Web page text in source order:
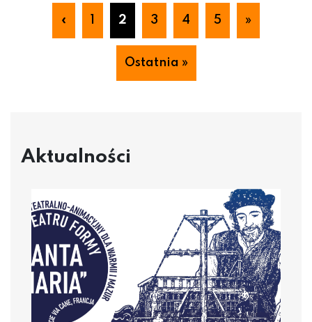
« 2 3 4 5 »
Ostatnia »
Aktualności